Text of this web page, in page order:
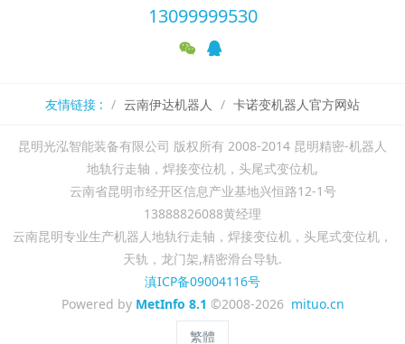
13099999530
友情链接 : 云南伊达机器人 卡诺变机器人官方网站
昆明光泓智能装备有限公司 版权所有 2008-2014 昆明精密-机器人
地轨行走轴，焊接变位机，头尾式变位机,
云南省昆明市经开区信息产业基地兴恒路12-1号
13888826088黄经理
云南昆明专业生产机器人地轨行走轴，焊接变位机，头尾式变位机，
天轨，龙门架,精密滑台导轨.
滇ICP备09004116号
Powered by MetInfo 8.1 ©2008-2026 mituo.cn
繁體